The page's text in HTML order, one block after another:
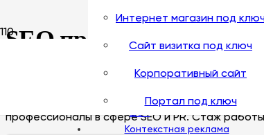
(495)tgr.ru
Интернет магазин под
Сайт визитка под ключ
Корпоративный сайт
Портал под ключ
Контекстная реклама
SEO продвижение
корпоративных сайтов под ключ,
профессионалы в сфере SEO и PR. Стаж